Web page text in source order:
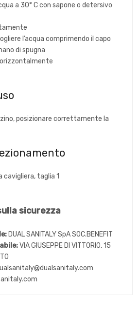
a 30° C con sapone o detersivo
l’acqua comprimendo il capo
di spugna
posizionare correttamente la
cavigliera, taglia 1
sicurezza
DUAL SANITALY SpA SOC.BENEFIT
VIA GIUSEPPE DI VITTORIO, 15